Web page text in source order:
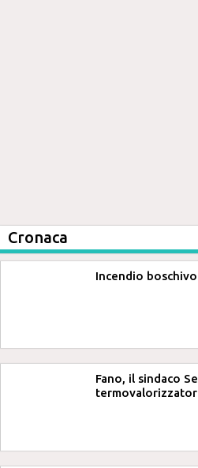
Cronaca
Incendio
Fano, il sindaco